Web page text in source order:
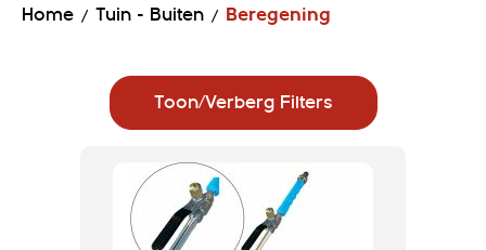
Home Tuin - Buiten Beregening
Toon/Verberg Filters